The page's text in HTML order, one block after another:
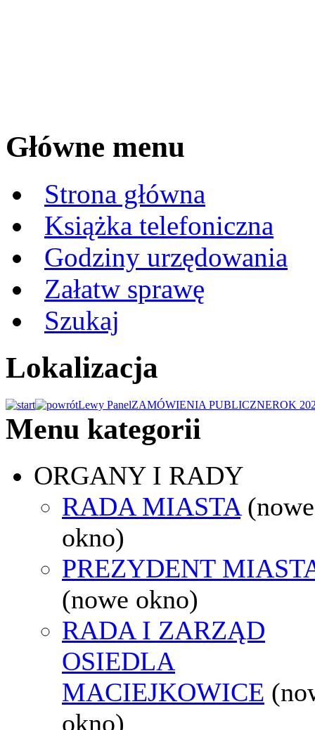
Główne menu
Strona główna
Książka telefoniczna
Godziny urzędowania
Załatw sprawę
Szukaj
Lokalizacja
Lewy PanelZAMÓWIENIA PUBLICZNEROK
Menu kategorii
ORGANY I RADY
RADA MIASTA (nowe
okno)
PREZYDENT
(nowe okno)
RADA I ZARZĄD
OSIEDLA
MACIEJKOWICE
okno)